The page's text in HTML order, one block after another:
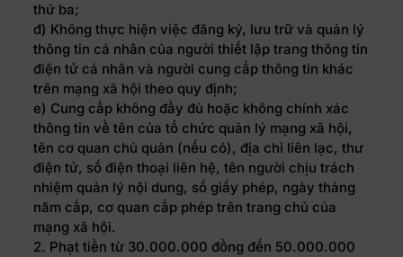
thứ ba;
đ) Không thực hiện việc đăng ký, lưu trữ và quản lý
thông tin cá nhân của người thiết lập trang thông tin
điện tử cá nhân và người cung cấp thông tin khác
trên mạng xã hội theo quy định;
e) Cung cấp không đầy đủ hoặc không chính xác
thông tin về tên của tổ chức quản lý mạng xã hội,
tên cơ quan chủ quản (nếu có), địa chỉ liên lạc, thư
điện tử, số điện thoại liên hệ, tên người chịu trách
nhiệm quản lý nội dung, số giấy phép, ngày tháng
năm cấp, cơ quan cấp phép trên trang chủ của
mạng xã hội.
2. Phạt tiền từ 30.000.000 đồng đến 50.000.000